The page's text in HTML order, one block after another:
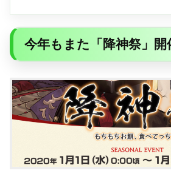
今年もまた「降神祭」